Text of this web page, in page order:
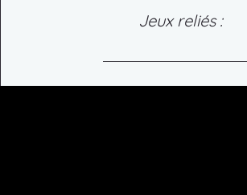
Jeux reliés :